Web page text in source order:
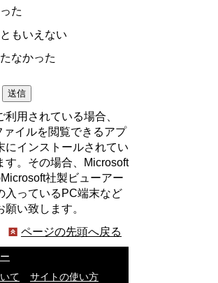
た
もいえない
なかった
用されている場合、
ァイルを閲覧できるアプ
にインストールされてい
す。その場合、Microsoft
社製ビューアー
入っているPC端末など
い致します。
ページの先頭へ戻る
て
サイトの使い方